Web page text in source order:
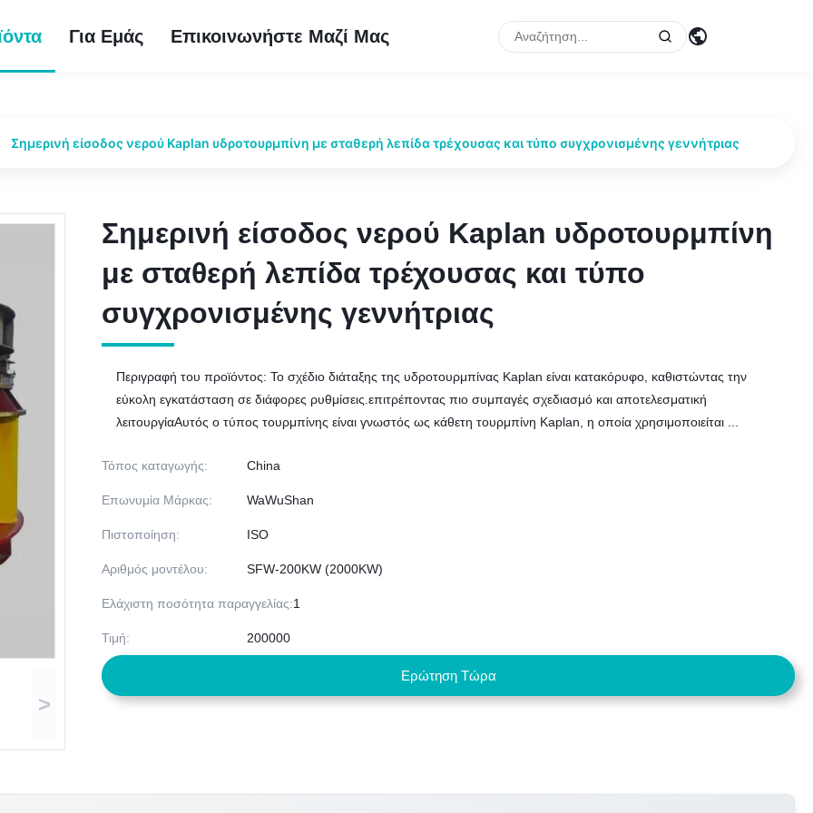
Για Εμάς Επικοινωνήστε Μαζί Μας
Σημερινή είσοδος νερού Kaplan υδροτουρμπίνη με σταθερή λεπίδα τρέχουσας και τύπο συγχρονισμένης γεννήτριας
>
Σημερινή είσοδος νερού Kaplan υδροτουρμπίνη
με σταθερή λεπίδα τρέχουσας και τύπο
συγχρονισμένης γεννήτριας
Σημερινή είσοδος νερού Kaplan υδροτουρμπίνη
με σταθερή λεπίδα τρέχουσας και τύπο
συγχρονισμένης γεννήτριας
Περιγραφή του προϊόντος: Το σχέδιο διάταξης της υδροτουρμπίνας Kaplan είναι κατακόρυφο, καθιστώντας την
εύκολη εγκατάσταση σε διάφορες ρυθμίσεις.επιτρέποντας πιο συμπαγές σχεδιασμό και αποτελεσματική
λειτουργίαΑυτός ο τύπος τουρμπίνης είναι γνωστός ως κάθετη τουρμπίνη Kaplan, η οποία χρησιμοποιείται ...
Τόπος καταγωγής: China
Επωνυμία Μάρκας: WaWuShan
Πιστοποίηση: ISO
Αριθμός μοντέλου: SFW-200KW (2000KW)
Ελάχιστη ποσότητα παραγγελίας:1
Τιμή: 200000
Ερώτηση Τώρα